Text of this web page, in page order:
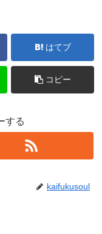
はてブ
コピー
する
kaifukusoul